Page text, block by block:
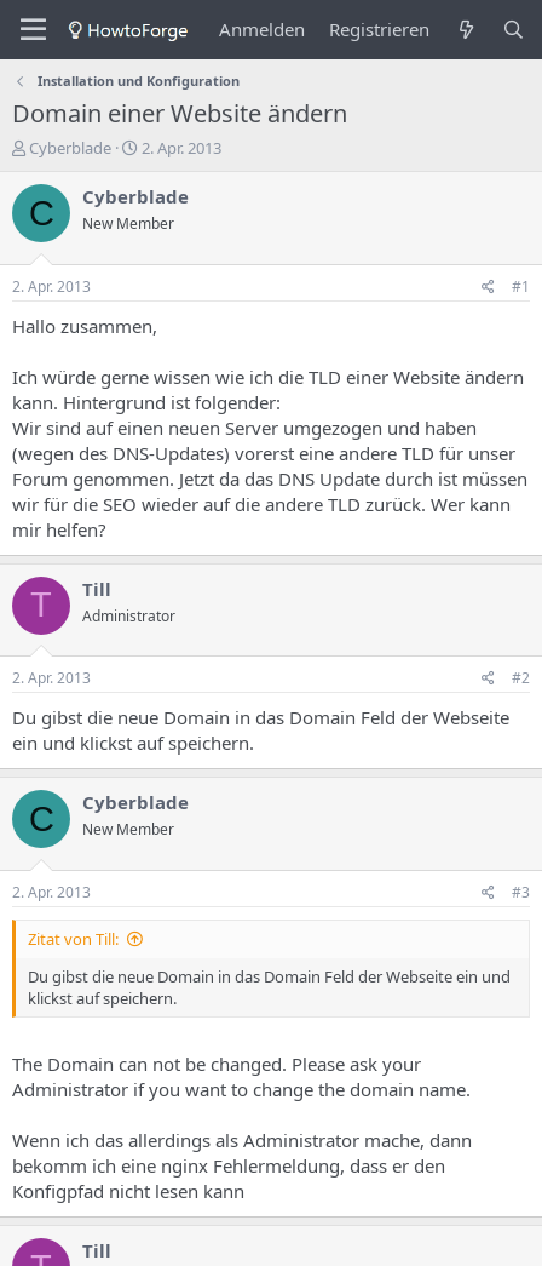
Anmelden Registrieren
Installation und Konfiguration
Domain einer Website ändern
E
s
t
e
l
e
r
s
T
h
e
m
a
s
Cyberblade
E
s
e
n
d
a
t
u
m
2. Apr. 2013
C Cyberblade
New Member
2. Apr. 2013 #1
Hallo zusammen,
Ich würde gerne wissen wie ich die TLD einer Website ändern
kann. Hintergrund ist folgender:
Wir sind auf einen neuen Server umgezogen und haben
(wegen des DNS-Updates) vorerst eine andere TLD für unser
Forum genommen. Jetzt da das DNS Update durch ist müssen
wir für die SEO wieder auf die andere TLD zurück. Wer kann
mir helfen?
T Till
Administrator
2. Apr. 2013 #2
Du gibst die neue Domain in das Domain Feld der Webseite
ein und klickst auf speichern.
C Cyberblade
New Member
2. Apr. 2013 #3
Zitat von Till:
Du gibst die neue Domain in das Domain Feld der Webseite ein und
klickst auf speichern.
The Domain can not be changed. Please ask your
Administrator if you want to change the domain name.
Wenn ich das allerdings als Administrator mache, dann
bekomm ich eine nginx Fehlermeldung, dass er den
Konfigpfad nicht lesen kann
Till